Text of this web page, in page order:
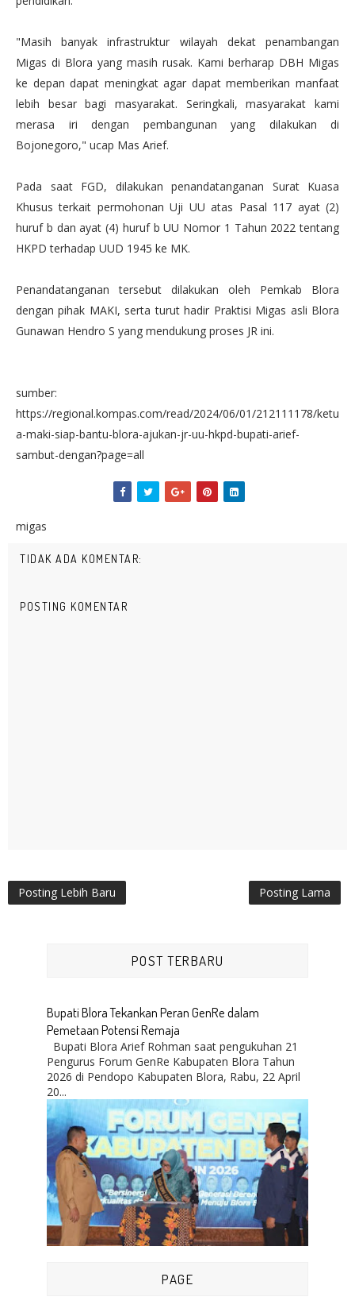
"Masih banyak infrastruktur wilayah dekat penambangan
Migas di Blora yang masih rusak. Kami berharap DBH Migas
ke depan dapat meningkat agar dapat memberikan manfaat
lebih besar bagi masyarakat. Seringkali, masyarakat kami
merasa iri dengan pembangunan yang dilakukan di
Bojonegoro," ucap Mas Arief.
Pada saat FGD, dilakukan penandatanganan Surat Kuasa
Khusus terkait permohonan Uji UU atas Pasal 117 ayat (2)
huruf b dan ayat (4) huruf b UU Nomor 1 Tahun 2022 tentang
HKPD terhadap UUD 1945 ke MK.
Penandatanganan tersebut dilakukan oleh Pemkab Blora
dengan pihak MAKI, serta turut hadir Praktisi Migas asli Blora
Gunawan Hendro S yang mendukung proses JR ini.
sumber:
https://regional.kompas.com/read/2024/06/01/212111178/ketu
a-maki-siap-bantu-blora-ajukan-jr-uu-hkpd-bupati-arief-
sambut-dengan?page=all
migas
TIDAK ADA KOMENTAR:
POSTING KOMENTAR
Posting Lebih Baru Posting Lama
POST TERBARU
Bupati Blora Tekankan Peran GenRe dalam
Pemetaan Potensi Remaja
Bupati Blora Arief Rohman saat pengukuhan 21
Pengurus Forum GenRe Kabupaten Blora Tahun
2026 di Pendopo Kabupaten Blora, Rabu, 22 April
20...
PAGE